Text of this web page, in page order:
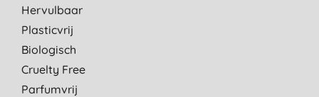
Hervulbaar
Plasticvrij
Biologisch
Cruelty Free
Parfumvrij